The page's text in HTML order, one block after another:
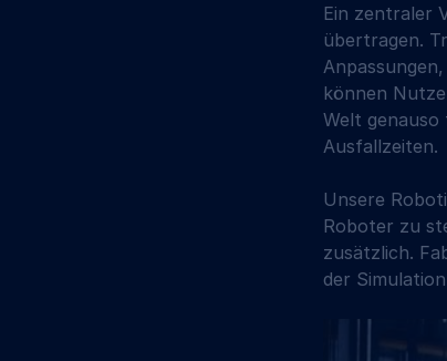
Ein zentraler
übertragen.
können
Welt genauso
Ausfallzeiten.
Unsere
Roboter zu
zusätzlich.
der